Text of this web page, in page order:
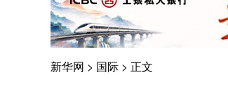
新华网 > 国际 > 正文